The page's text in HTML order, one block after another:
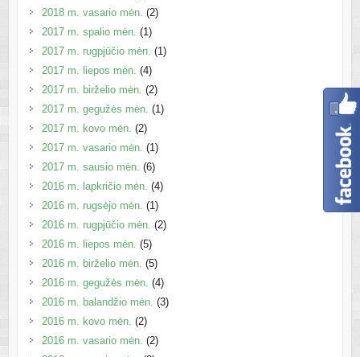
2018 m. vasario mėn. (2)
2017 m. spalio mėn. (1)
2017 m. rugpjūčio mėn. (1)
2017 m. liepos mėn. (4)
2017 m. birželio mėn. (2)
2017 m. gegužės mėn. (1)
2017 m. kovo mėn. (2)
2017 m. vasario mėn. (1)
2017 m. sausio mėn. (6)
2016 m. lapkričio mėn. (4)
2016 m. rugsėjo mėn. (1)
2016 m. rugpjūčio mėn. (2)
2016 m. liepos mėn. (5)
2016 m. birželio mėn. (5)
2016 m. gegužės mėn. (4)
2016 m. balandžio mėn. (3)
2016 m. kovo mėn. (2)
2016 m. vasario mėn. (2)